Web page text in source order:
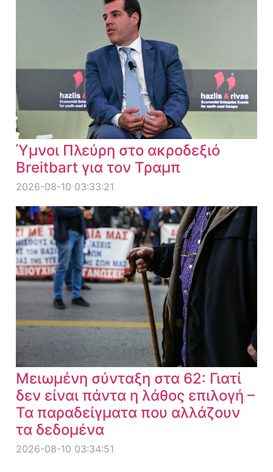
Ύμνοι Πλεύρη στο ακροδεξιό
Breitbart για τον Τραμπ
2026-08-10 03:33:21
Μειωμένη σύνταξη στα 62: Γιατί
δεν είναι πάντα η λάθος επιλογή –
Τα παραδείγματα που αλλάζουν
τα δεδομένα
2026-08-10 03:34:51